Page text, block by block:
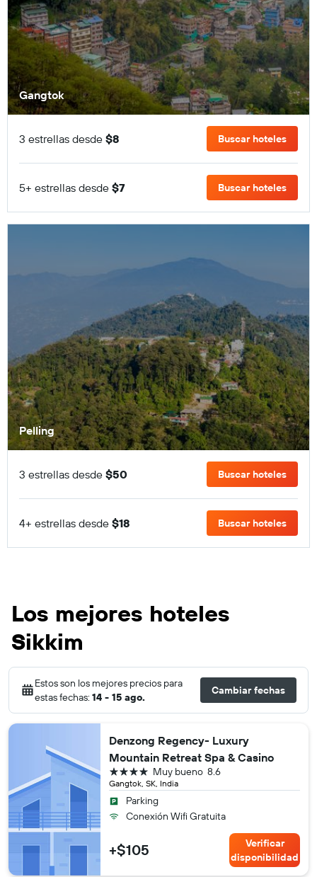
Gangtok
3 estrellas desde $8 Buscar hoteles
5+ estrellas desde $7 Buscar hoteles
Pelling
3 estrellas desde $50 Buscar hoteles
4+ estrellas desde $18 Buscar hoteles
Los mejores hoteles
Sikkim
Estos son los mejores precios para
estas fechas: 14 - 15 ago.
Cambiar fechas
Denzong Regency- Luxury
Mountain Retreat Spa & Casino
Gangtok, SK, India
8.6
Muy bueno
4 estrellas
Parking
Conexión Wifi Gratuita
+$105
Verificar
disponibilidad